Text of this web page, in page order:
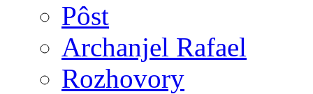
Pôst
Archanjel Rafael
Rozhovory